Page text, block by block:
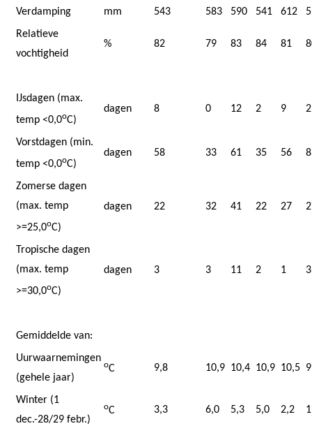
Verdamping
mm 543 583 590 541 612
Relatieve
vochtigheid
% 82 79 83 84 81
IJsdagen (max.
temp <0,0oC)
dagen 8 0 12 2 9
Vorstdagen (min.
temp <0,0oC)
dagen 58 33 61 35 56
Zomerse dagen
(max. temp
>=25,0oC)
dagen 22 32 41 22 27
Tropische dagen
(max. temp
>=30,0oC)
dagen 3 3 11 2 1 3
Gemiddelde van:
Uurwaarnemingen
(gehele jaar)
oC 9,8 10,9 10,4 10,9 10,5
Winter (1
dec.-28/29 febr.)
oC 3,3 6,0 5,3 5,0 2,2